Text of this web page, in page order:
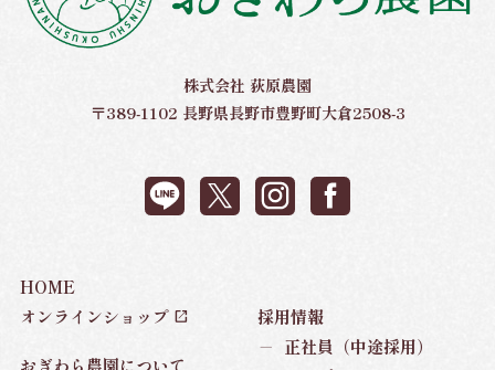
株式会社 荻原農園
〒389-1102 長野県長野市豊野町大倉2508-3
HOME
オンラインショップ
採用情報
－ 正社員（中途採用）